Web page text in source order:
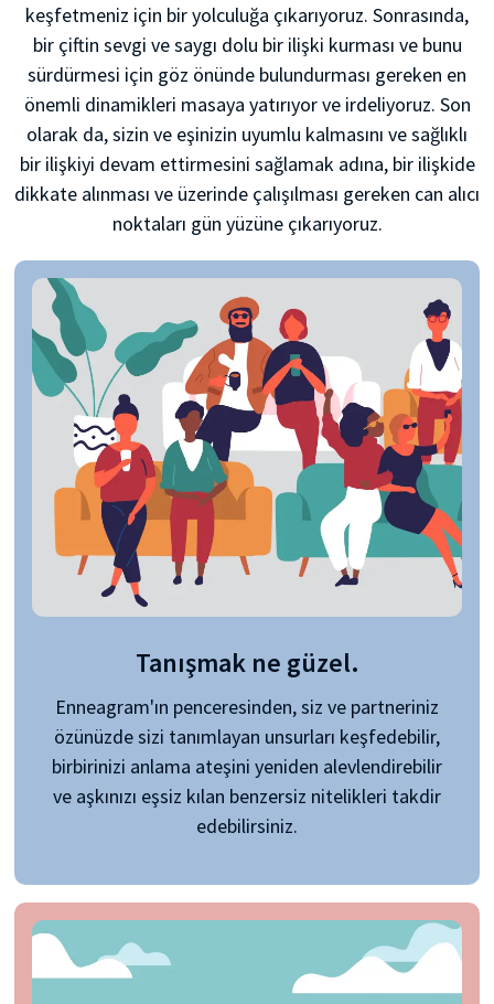
keşfetmeniz için bir yolculuğa çıkarıyoruz. Sonrasında,
bir çiftin sevgi ve saygı dolu bir ilişki kurması ve bunu
sürdürmesi için göz önünde bulundurması gereken en
önemli dinamikleri masaya yatırıyor ve irdeliyoruz. Son
olarak da, sizin ve eşinizin uyumlu kalmasını ve sağlıklı
bir ilişkiyi devam ettirmesini sağlamak adına, bir ilişkide
dikkate alınması ve üzerinde çalışılması gereken can alıcı
noktaları gün yüzüne çıkarıyoruz.
Tanışmak ne güzel.
Enneagram'ın penceresinden, siz ve partneriniz
özünüzde sizi tanımlayan unsurları keşfedebilir,
birbirinizi anlama ateşini yeniden alevlendirebilir
ve aşkınızı eşsiz kılan benzersiz nitelikleri takdir
edebilirsiniz.